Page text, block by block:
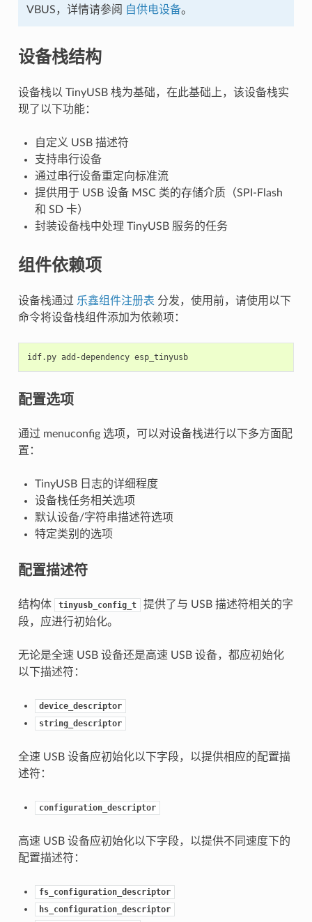
VBUS，详情请参阅
自供电设备。
设备栈结构
设备栈以 TinyUSB 栈为基础，在此基础上，该设备栈实
现了以下功能：
自定义 USB 描述符
支持串行设备
通过串行设备重定向标准流
提供用于 USB 设备 MSC 类的存储介质（SPI-Flash
和 SD 卡）
封装设备栈中处理 TinyUSB 服务的任务
组件依赖项
设备栈通过 乐鑫组件注册表 分发，使用前，请使用以下
命令将设备栈组件添加为依赖项：
idf.py add-dependency esp_tinyusb
配置选项
通过 menuconfig 选项，可以对设备栈进行以下多方面配
置：
TinyUSB 日志的详细程度
设备栈任务相关选项
默认设备/字符串描述符选项
特定类别的选项
配置描述符
结构体 tinyusb_config_t
提供了与 USB 描述符相关的字
段，应进行初始化。
无论是全速 USB 设备还是高速 USB 设备，都应初始化
以下描述符：
device_descriptor
string_descriptor
全速 USB 设备应初始化以下字段，以提供相应的配置描
述符：
configuration_descriptor
高速 USB 设备应初始化以下字段，以提供不同速度下的
配置描述符：
fs_configuration_descriptor
hs_configuration_descriptor